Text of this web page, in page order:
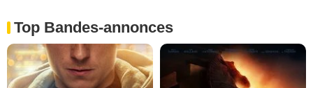
Top Bandes-annonces